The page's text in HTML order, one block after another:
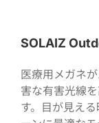
SOLAIZ
医療用メガネ
害な有害光線
す。目が見え